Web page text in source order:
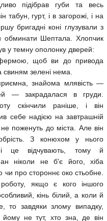
підібрав губи та весь
табун, гурт, і в загорожі, і на
бригадні коні глузували з
обминати Шептала. Хлопчик
у темну ополонку дверей:
щоб ви до привода
зелені нема.
знайома млявість —
— закрадалася в груди.
скінчили раніше, і він
себе надією на завтрашній
поженуть до міста. Але він
З конюхом у нього
це відчувають, тому й
ніколи не б'є його, хіба
чи про стороннє око стьобне.
якщо є кого іншого
кінь білий, а коли й
то завдяки злому випадку,
не тут, хто зна, де він